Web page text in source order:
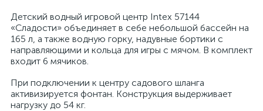
Детский водный игровой центр Intex 57144
«Сладости» объединяет в себе небольшой бассейн на
165 л, а также водную горку, надувные бортики с
направляющими и кольца для игры с мячом. В комплект
входит 6 мячиков.
При подключении к центру садового шланга
активизируется фонтан. Конструкция выдерживает
нагрузку до 54 кг.